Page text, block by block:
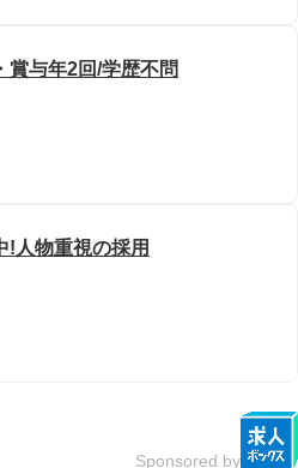
賞与年2回/学歴不問
!人物重視の採用
Sponsored by